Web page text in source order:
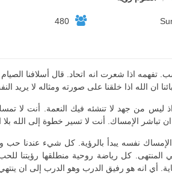
480
اذا شعرت انه اتحاد. قال أسلافنا
ان الله اذا خلقنا على صورته ومثاله لا يريد
من جهد لا تنشئه فيك النعمة. أنت لا
تباشر الإمساك. أنت لا تسير خطوة إلى الله
نفسه يبدأ بالرؤية. كل شيء عندنا
كل رياضة روحية منطلقها رؤيتنا للحب
أي انه هو رفيق الدرب وهو الدرب إلى ان